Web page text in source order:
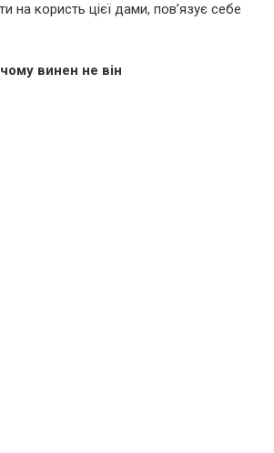
на користь цієї дами, пов’язує себе
винен не він